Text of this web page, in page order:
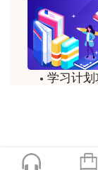
非常非常非常
用户xi****mo
土建计量这
程，感觉各
时间是我们
听王英老师的
学习计划